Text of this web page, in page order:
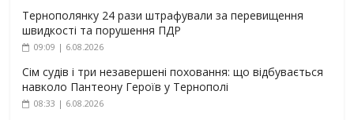
Тернополянку 24 рази штрафували за перевищення
швидкості та порушення ПДР
09:09 | 6.08.2026
Сім судів і три незавершені поховання: що відбувається
навколо Пантеону Героїв у Тернополі
08:33 | 6.08.2026